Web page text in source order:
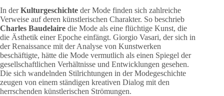
In derKulturgeschichte der Mode finden sich zahlreiche
Verweise auf deren künstlerischen Charakter. So beschrieb
Charles Baudelaire die Mode als eine flüchtige Kunst, die
die Ästhetik einer Epoche einfängt. Giorgio Vasari, der sich in
der Renaissance mit der Analyse von Kunstwerken
beschäftigte, hätte die Mode vermutlich als einen Spiegel der
gesellschaftlichen Verhältnisse und Entwicklungen gesehen.
Die sich wandelnden Stilrichtungen in der Modegeschichte
zeugen von einem ständigen kreativen Dialog mit den
herrschenden künstlerischen Strömungen.